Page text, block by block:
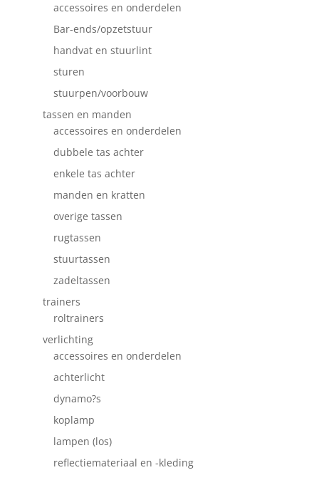
accessoires en onderdelen
Bar-ends/opzetstuur
handvat en stuurlint
sturen
stuurpen/voorbouw
tassen en manden
accessoires en onderdelen
dubbele tas achter
enkele tas achter
manden en kratten
overige tassen
rugtassen
stuurtassen
zadeltassen
trainers
roltrainers
verlichting
accessoires en onderdelen
achterlicht
dynamo?s
koplamp
lampen (los)
reflectiemateriaal en -kleding